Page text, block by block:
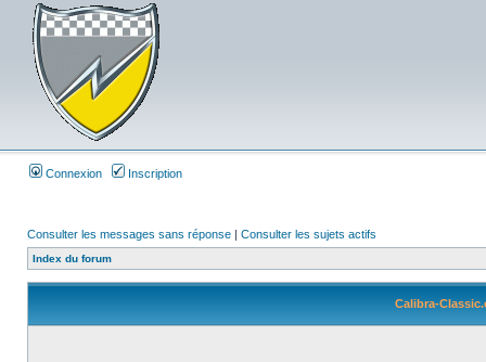
Connexion Inscription
Consulter les messages sans réponse | Consulter les sujets actifs
Index du forum
Calibra-